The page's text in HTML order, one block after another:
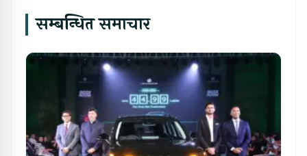
सम्बन्धित समाचार